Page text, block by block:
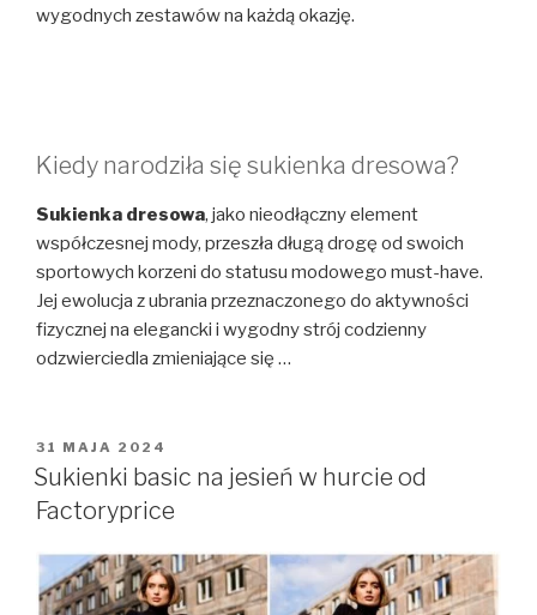
wygodnych zestawów na każdą okazję.
Kiedy narodziła się sukienka dresowa?
Sukienka dresowa, jako nieodłączny element
współczesnej mody, przeszła długą drogę od swoich
sportowych korzeni do statusu modowego must-have.
Jej ewolucja z ubrania przeznaczonego do aktywności
fizycznej na elegancki i wygodny strój codzienny
odzwierciedla zmieniające się …
OPUBLIKOWANE
W
31 MAJA 2024
Sukienki basic na jesień w hurcie od
Factoryprice